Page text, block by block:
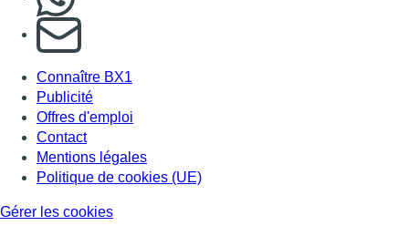
S'abonner à notre newsletter
Connaître BX1
Publicité
Offres d'emploi
Contact
Mentions légales
Politique de cookies (UE)
Gérer les cookies